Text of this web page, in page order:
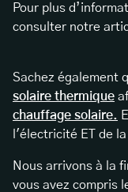
Pour plus
consulter notre
Sachez également
solaire thermique
chauffage solaire.
l'électricité ET de
Nous arrivons à la
vous avez compris